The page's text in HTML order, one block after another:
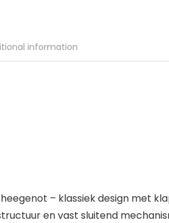
information
– klassiek design met
en vast sluitend